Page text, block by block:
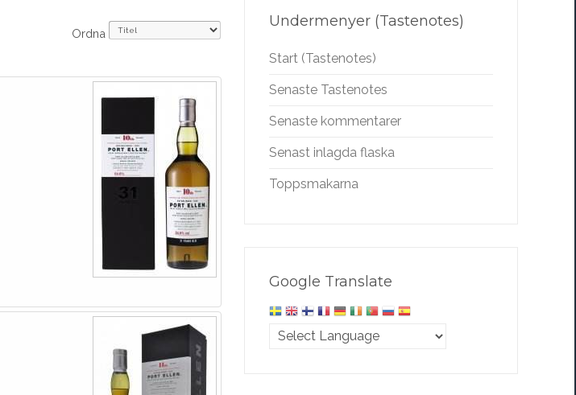
Ordna
Undermenyer (Tastenotes)
Start (Tastenotes)
Senaste Tastenotes
Senaste kommentarer
Senast inlagda flaska
Toppsmakarna
Google Translate